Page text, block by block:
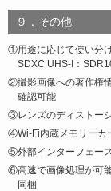
９．その他
①用途に応じて使い分
SDXC UHS-I：
②撮影画像への著作権
確認可能
③レンズのディストー
④Wi-Fi内蔵メモリーカ
⑤外部インターフェー
⑥高速で画像処理が可
同梱